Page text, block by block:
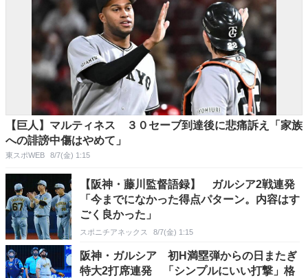
【巨人】マルティネス ３０セーブ到達後に悲痛訴え「家族
への誹謗中傷はやめて」
東スポWEB 8/7(金) 1:15
【阪神・藤川監督語録】 ガルシア2戦連発
「今までになかった得点パターン。内容はす
ごく良かった」
スポニチアネックス 8/7(金) 1:15
阪神・ガルシア 初H満塁弾からの日またぎ
特大2打席連発 「シンプルにいい打撃」格